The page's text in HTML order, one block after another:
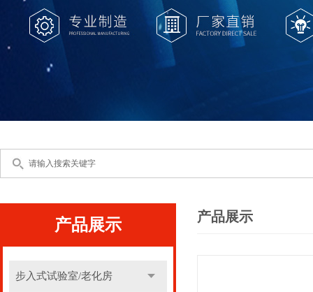
产品展示
步入式试验室/老化房
产品展示